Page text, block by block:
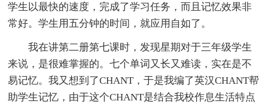
学生以最快的速度，完成了学习任务，而且记忆效果非
常好。学生用五分钟的时间，就应用自如了。
我在讲第二册第七课时，发现星期对于三年级学生
来说，是很难掌握的。七个单词又长又难读，实在是不
易记忆。我又想到了CHANT，于是我编了英汉CHANT帮
助学生记忆，由于这个CHANT是结合我校作息生活特点